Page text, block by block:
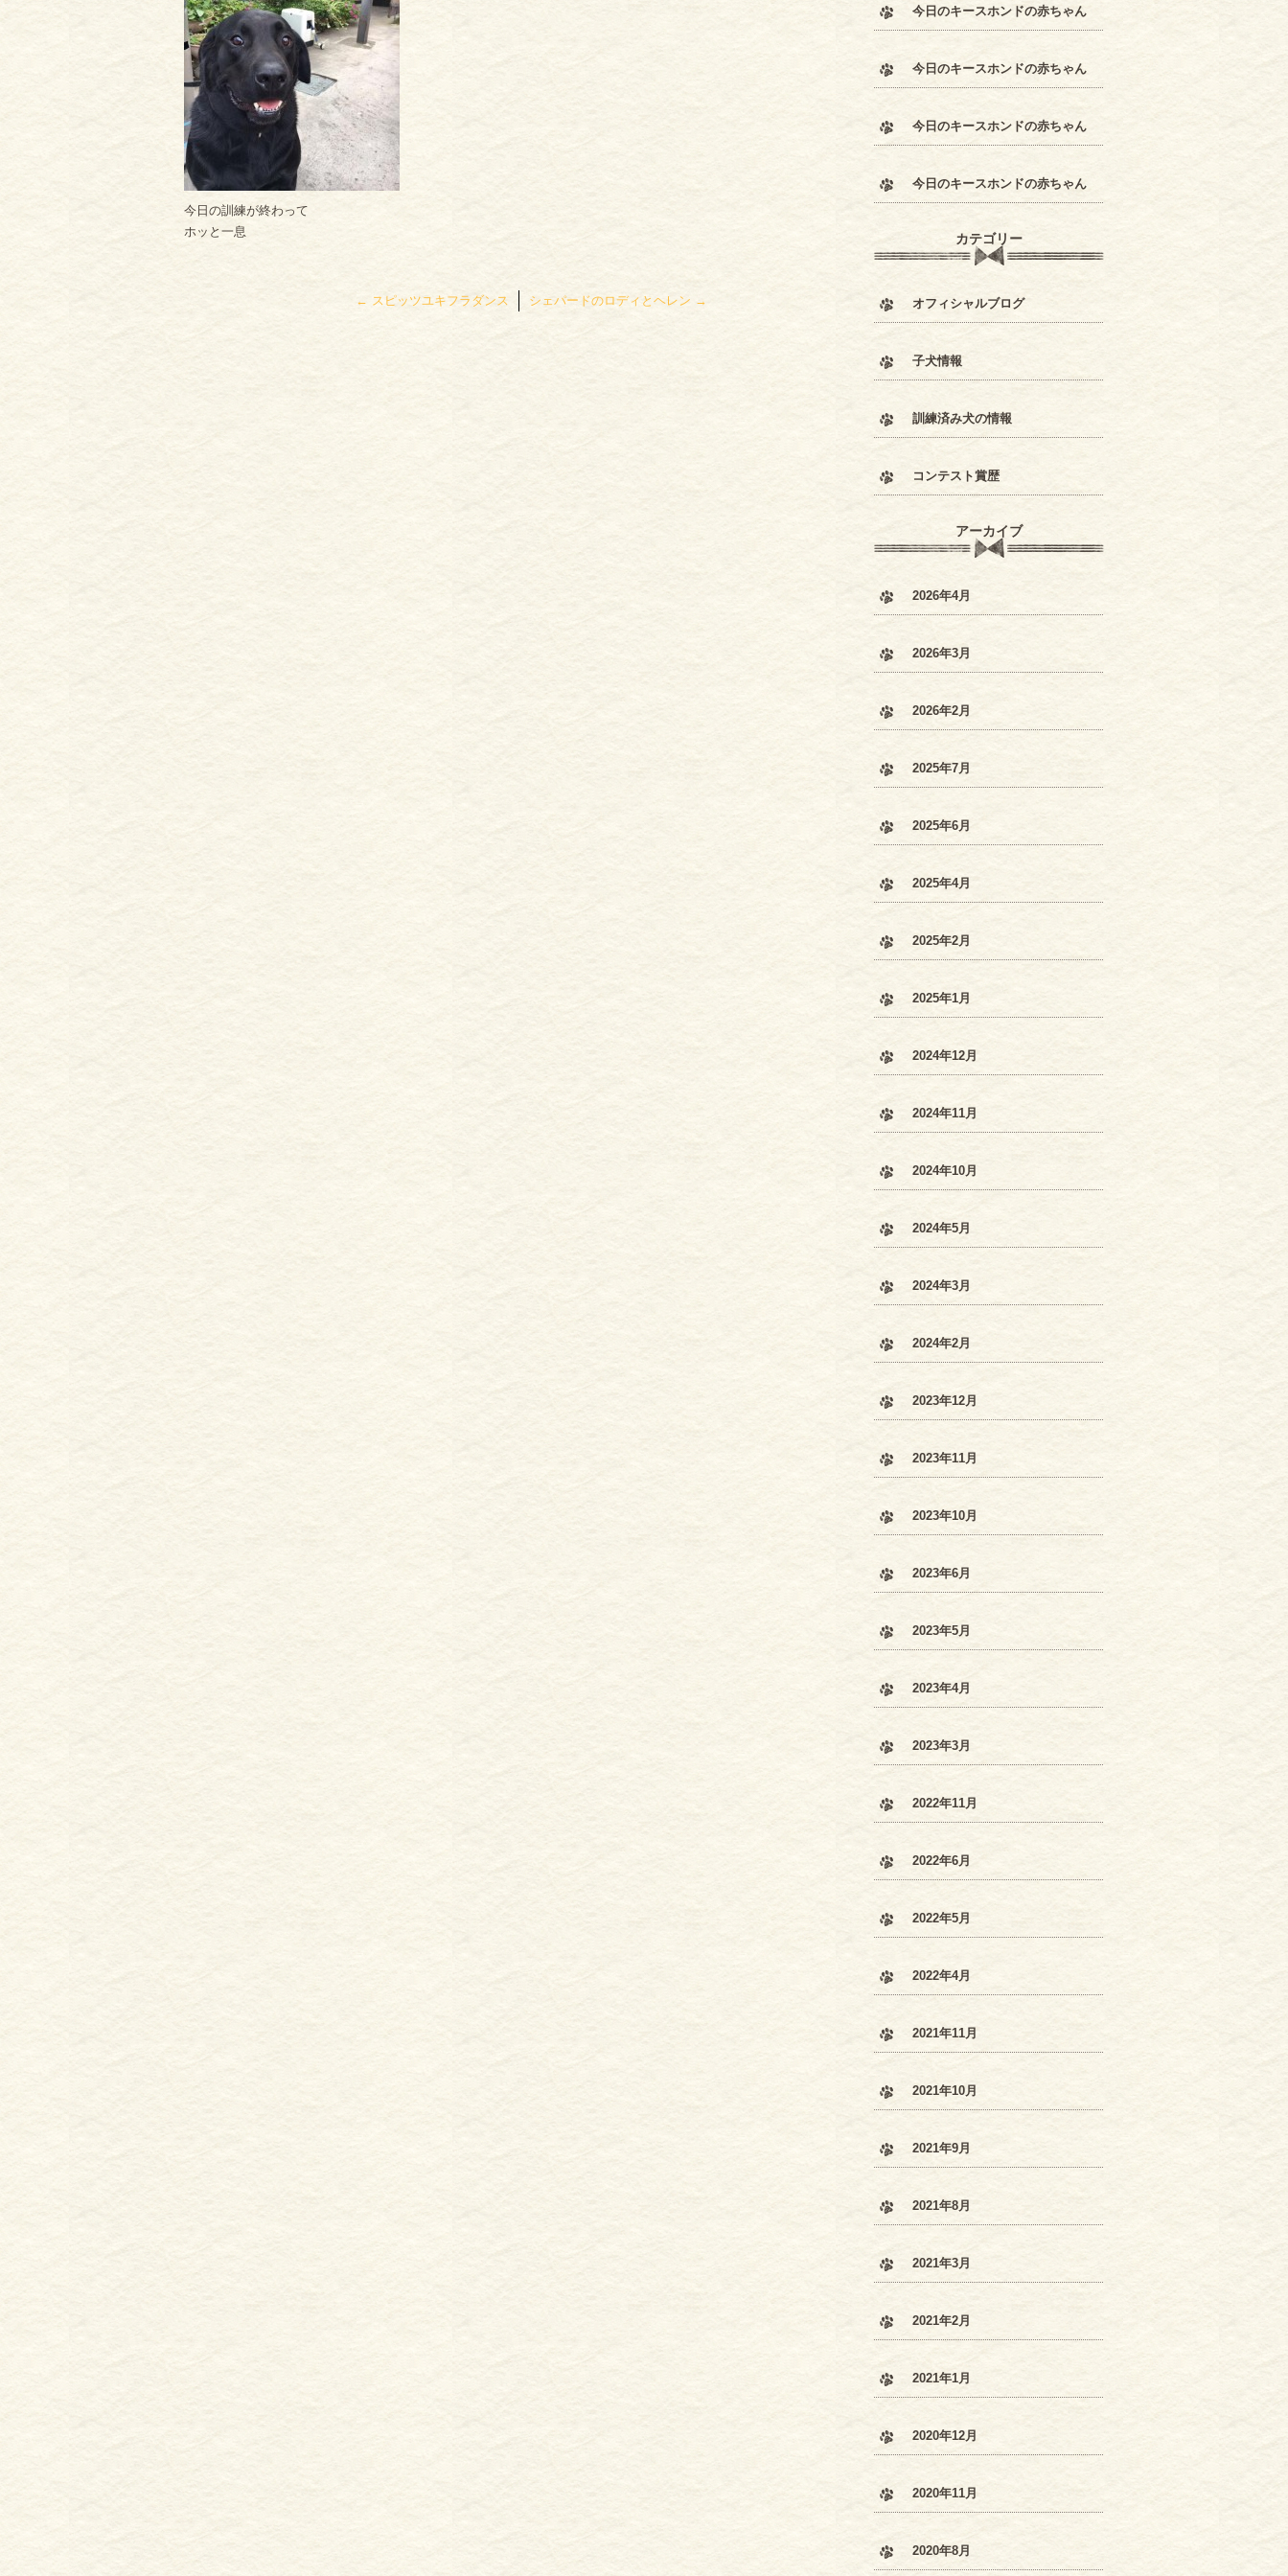
今日の訓練が終わって
ホッと一息
← スピッツユキフラダンス シェパードのロディとヘレン →
今日のキースホンドの赤ちゃん
今日のキースホンドの赤ちゃん
今日のキースホンドの赤ちゃん
今日のキースホンドの赤ちゃん
カテゴリー
オフィシャルブログ
子犬情報
訓練済み犬の情報
コンテスト賞歴
アーカイブ
2026年4月
2026年3月
2026年2月
2025年7月
2025年6月
2025年4月
2025年2月
2025年1月
2024年12月
2024年11月
2024年10月
2024年5月
2024年3月
2024年2月
2023年12月
2023年11月
2023年10月
2023年6月
2023年5月
2023年4月
2023年3月
2022年11月
2022年6月
2022年5月
2022年4月
2021年11月
2021年10月
2021年9月
2021年8月
2021年3月
2021年2月
2021年1月
2020年12月
2020年11月
2020年8月